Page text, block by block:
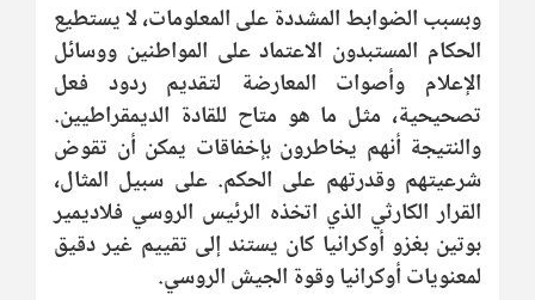
وبسبب الضوابط المشددة على المعلومات، لا يستطيع
الحكام المستبدون الاعتماد على المواطنين ووسائل
الإعلام وأصوات المعارضة لتقديم ردود فعل
تصحيحية، مثل ما هو متاح للقادة الديمقراطيين.
والنتيجة أنهم يخاطرون بإخفاقات يمكن أن تقوض
شرعيتهم وقدرتهم على الحكم. على سبيل المثال،
القرار الكارثي الذي اتخذه الرئيس الروسي فلاديمير
بوتين بغزو أوكرانيا كان يستند إلى تقييم غير دقيق
لمعنويات أوكرانيا وقوة الجيش الروسي.